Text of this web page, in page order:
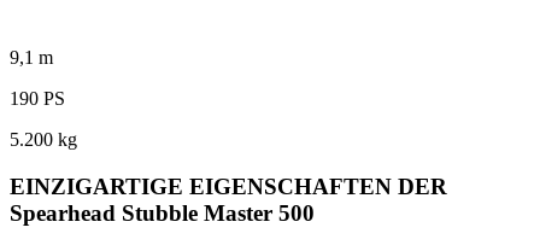
9,1 m
190 PS
5.200 kg
EINZIGARTIGE EIGENSCHAFTEN DER
Spearhead Stubble Master 500